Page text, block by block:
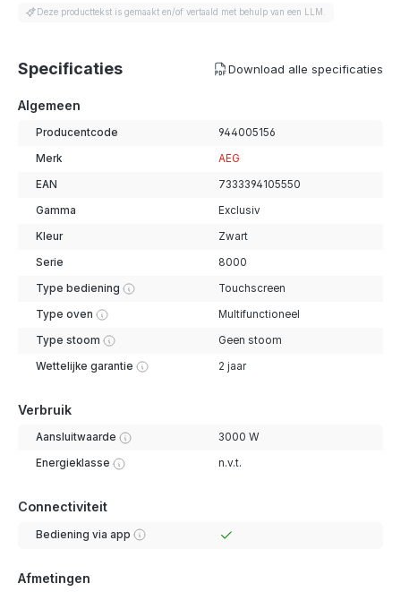
Deze producttekst is gemaakt en/of vertaald met behulp van een LLM.
Specificaties Download alle specificaties
Algemeen
Producentcode 944005156
Merk AEG
EAN 7333394105550
Gamma Exclusiv
Kleur Zwart
Serie 8000
Type bediening Touchscreen
Type oven Multifunctioneel
Type stoom Geen stoom
Wettelijke garantie 2 jaar
Verbruik
Aansluitwaarde 3000 W
Energieklasse n.v.t.
Connectiviteit
Bediening via app
Afmetingen